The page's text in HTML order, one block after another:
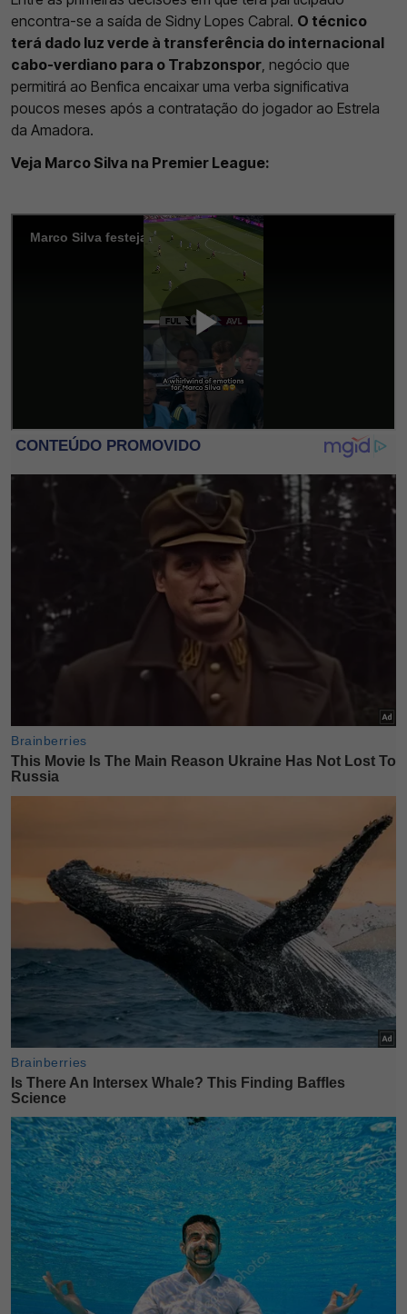
encontra-se a saída de Sidny Lopes Cabral. O técnico
terá dado luz verde à transferência do internacional
cabo-verdiano para o Trabzonspor, negócio que
permitirá ao Benfica encaixar uma verba significativa
poucos meses após a contratação do jogador ao Estrela
da Amadora.
Veja Marco Silva na Premier League: